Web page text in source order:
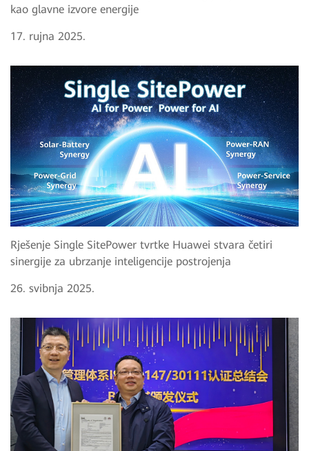
kao glavne izvore energije
17. rujna 2025.
Rješenje Single SitePower tvrtke Huawei stvara četiri
sinergije za ubrzanje inteligencije postrojenja
26. svibnja 2025.